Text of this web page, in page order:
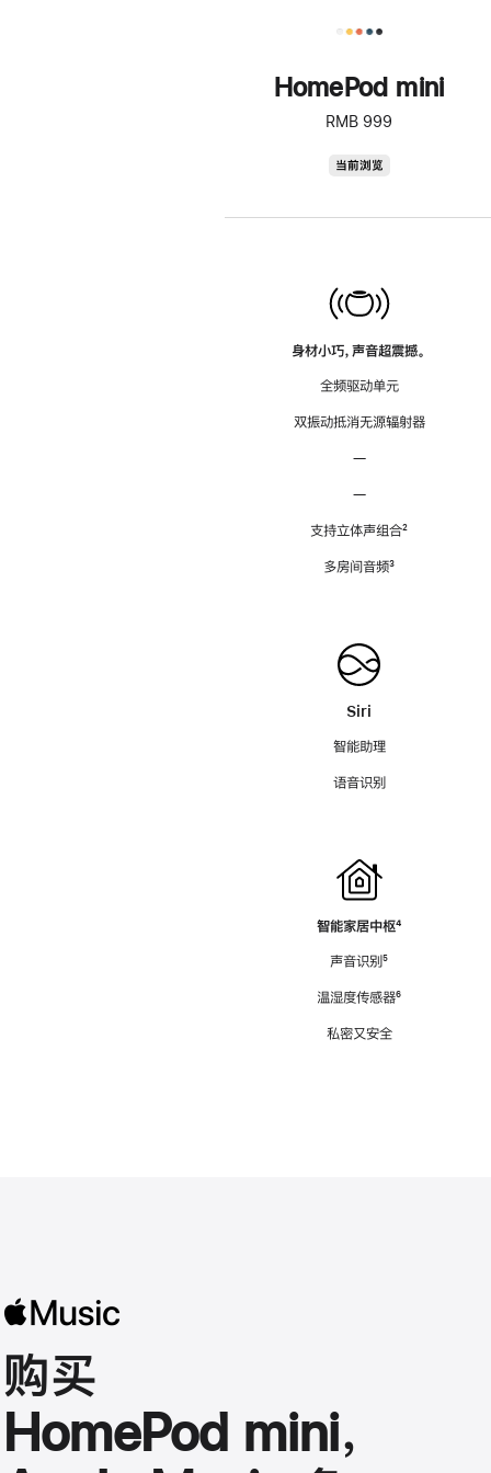
HomePod mini
RMB 999
当前浏览
身材小巧，声音超震撼。
全频驱动单元
双振动抵消无源辐射器
—
—
支持立体声组合脚
²
多房间音频脚
³
Siri
智能助理
语音识别
智能家居中枢脚
⁴
声音识别脚
⁵
温湿度传感器脚
⁶
私密又安全
购买
HomePod mini，